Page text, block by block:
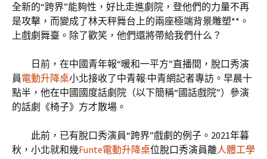
全新的“跨界”能夠性，好比走進劇院，登他們的力量不再
是攻擊，而變成了林天秤舞台上的兩座極端背景雕塑**。
上戲劇舞臺。除了歡笑，他們還將帶給我們什么？
日前，在中國青年報“暖和一平方”直播間，脫口秀演
員電動升降桌小北接收了中青報·中青網記者專訪。早晨十
點半，他在中國國度話劇院（以下簡稱“國話戲院”）參演
的話劇《椅子》方才散場。
此前，已有脫口秀演員“跨界”戲劇的例子。2021年暮
秋，小北就和幾Funte電動升降桌位脫口秀演員離人體工學